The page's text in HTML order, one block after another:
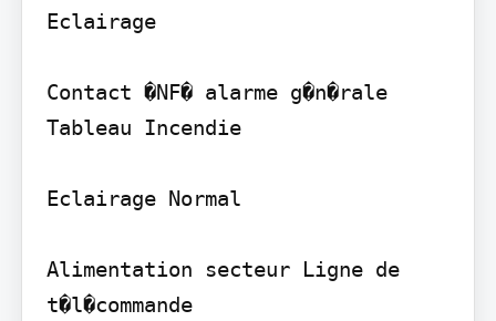
Eclairage
Contact �NF� alarme g�n�rale
Tableau Incendie
Eclairage Normal
Alimentation secteur Ligne de
t�l�commande